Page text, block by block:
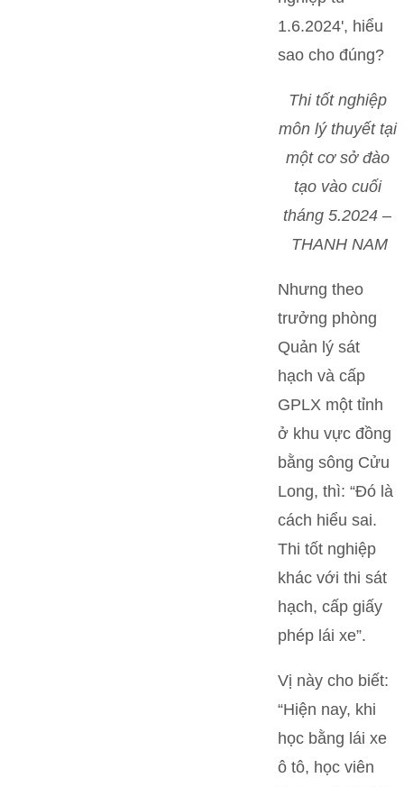
Thi tốt nghiệp
môn lý thuyết tại
một cơ sở đào
tạo vào cuối
tháng 5.2024 –
THANH NAM
Nhưng theo
trưởng phòng
Quản lý sát
hạch và cấp
GPLX một tỉnh
ở khu vực đồng
bằng sông Cửu
Long, thì: “Đó là
cách hiểu sai.
Thi tốt nghiệp
khác với thi sát
hạch, cấp giấy
phép lái xe”.
Vị này cho biết:
“Hiện nay, khi
học bằng lái xe
ô tô, học viên